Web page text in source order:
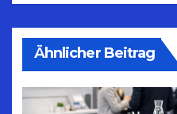
Ähnlicher Beitrag